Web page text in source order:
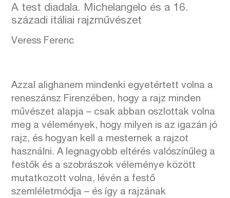
A test diadala. Michelangelo és a 16.
századi itáliai rajzművészet
Veress Ferenc
Azzal alighanem mindenki egyetértett volna a
reneszánsz Firenzében, hogy a rajz minden
művészet alapja – csak abban oszlottak volna
meg a vélemények, hogy milyen is az igazán jó
rajz, és hogyan kell a mesternek a rajzot
használni. A legnagyobb eltérés valószínűleg a
festők és a szobrászok véleménye között
mutatkozott volna, lévén a festő
szemléletmódja – és így a rajzának